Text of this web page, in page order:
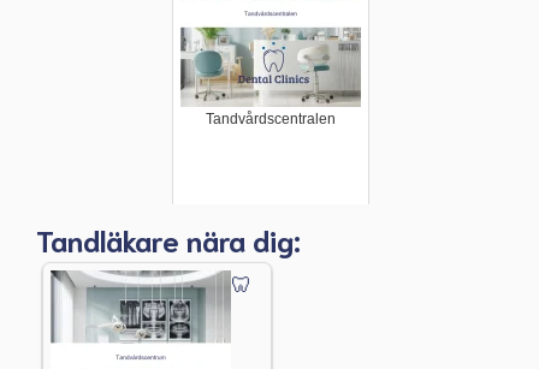
Tandvårdscentralen
Tandläkare nära dig: